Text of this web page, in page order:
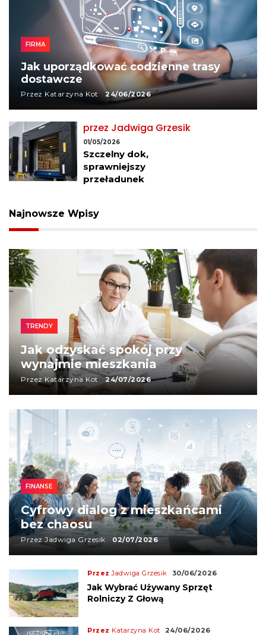
FIRMA
Jak uporządkować codzienne trasy
dostawcze
Przez Katarzyna Kot 24/06/2026
przez Jadwiga
Najnowsze Wpisy
TRENDY
Jak odzyskać spokój przy
wynajmie mieszkania
Przez Katarzyna Kot 24/07/2026
FINANSE
Cyfrowy dialog z mieszkańcami
bez chaosu
Przez Jadwiga Grzesik 02/07/2026
PrzezJadwiga Grzesik 30/06/2026
Jak Wybrać Używany Sprzęt
Rolniczy Z Głową
Przez Katarzyna Kot 24/06/2026